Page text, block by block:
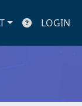
LOGIN